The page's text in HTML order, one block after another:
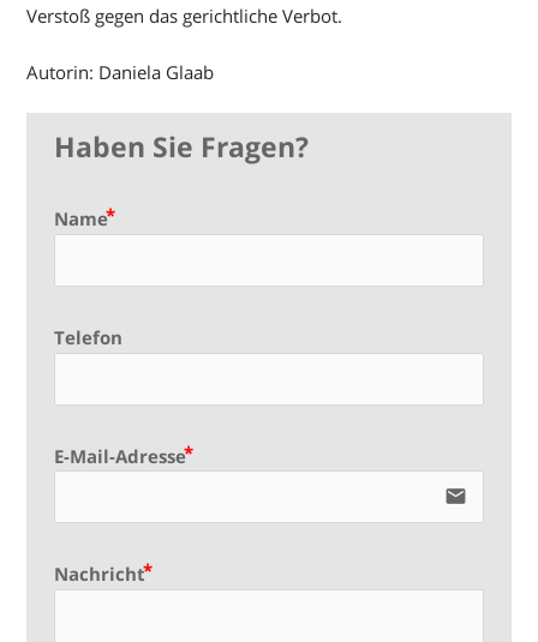
Verstoß gegen das gerichtliche Verbot.
Autorin: Daniela Glaab
Haben Sie Fragen?
Name
Telefon
E-Mail-Adresse
email
Nachricht